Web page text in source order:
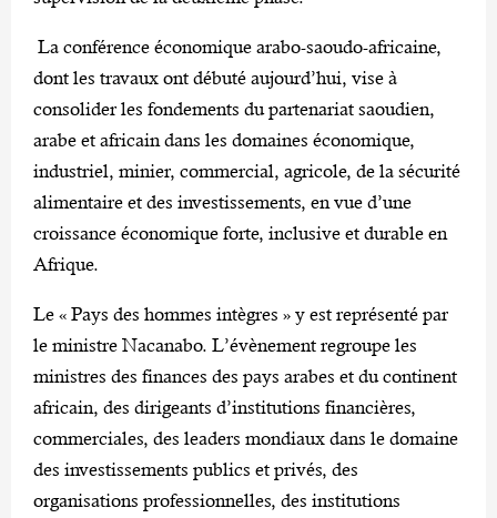
La conférence économique arabo-saoudo-africaine,
dont les travaux ont débuté aujourd’hui, vise à
consolider les fondements du partenariat saoudien,
arabe et africain dans les domaines économique,
industriel, minier, commercial, agricole, de la sécurité
alimentaire et des investissements, en vue d’une
croissance économique forte, inclusive et durable en
Afrique.
Le « Pays des hommes intègres » y est représenté par
le ministre Nacanabo. L’évènement regroupe les
ministres des finances des pays arabes et du continent
africain, des dirigeants d’institutions financières,
commerciales, des leaders mondiaux dans le domaine
des investissements publics et privés, des
organisations professionnelles, des institutions